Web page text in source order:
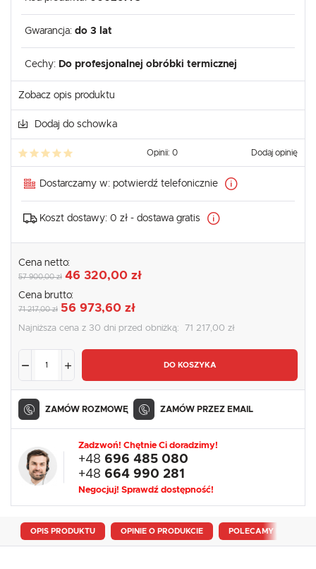
Gwarancja: do 3 lat
Cechy: Do profesjonalnej obróbki termicznej
Zobacz opis produktu
Dodaj do schowka
Opinii: 0 Dodaj opinię
Dostarczamy w: potwierdź telefonicznie
Koszt dostawy: 0 zł - dostawa gratis
Cena netto:
57 900,00 zł 46 320,00 zł
Cena brutto:
71 217,00 zł 56 973,60 zł
Najniższa cena z 30 dni przed obniżką: 71 217,00 zł
DO KOSZYKA
ZAMÓW ROZMOWĘ ZAMÓW PRZEZ EMAIL
Zadzwoń! Chętnie Ci doradzimy!
+48 696 485 080
+48 664 990 281
Negocjuj! Sprawdź dostępność!
OPIS PRODUKTU OPINIE O PRODUKCIE POLECAMY RÓWNIEŻ